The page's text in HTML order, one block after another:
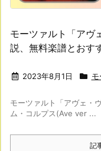
モーツァルト「アヴ
説、無料楽譜とおす
2023年8月1日 モ
モーツァルト「アヴェ・
ム・コルプス(Ave ver ...
記